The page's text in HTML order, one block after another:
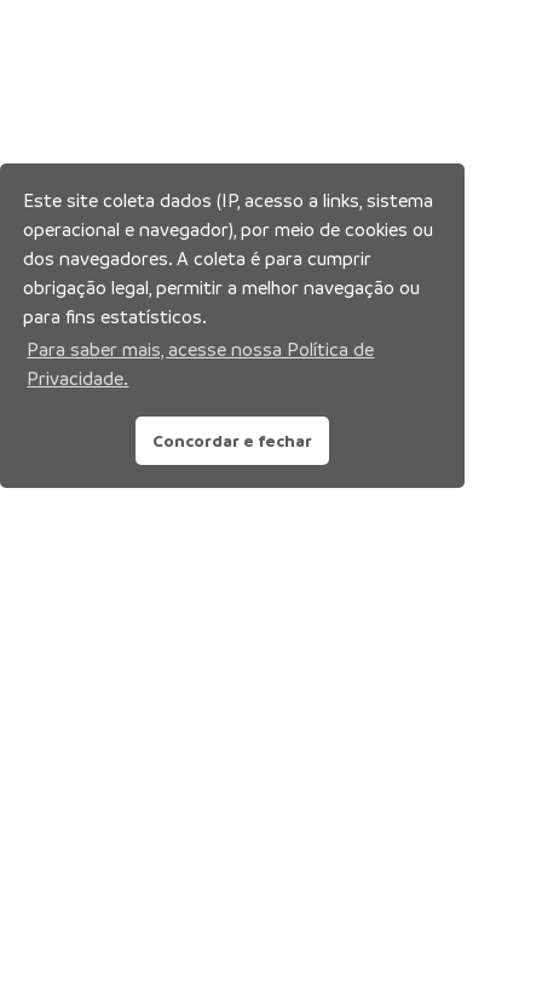
Este site coleta dados (IP, acesso a links, sistema
operacional e navegador), por meio de cookies ou
dos navegadores. A coleta é para cumprir
obrigação legal, permitir a melhor navegação ou
para fins estatísticos.
Para saber mais, acesse nossa Política de
Privacidade.
Concordar e fechar